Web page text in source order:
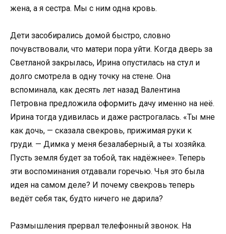
жена, а я сестра. Мы с ним одна кровь.
Дети засобирались домой быстро, словно
почувствовали, что матери пора уйти. Когда дверь за
Светланой закрылась, Ирина опустилась на стул и
долго смотрела в одну точку на стене. Она
вспоминала, как десять лет назад Валентина
Петровна предложила оформить дачу именно на неё.
Ирина тогда удивилась и даже растрогалась. «Ты мне
как дочь, — сказала свекровь, прижимая руки к
груди. — Димка у меня безалаберный, а ты хозяйка.
Пусть земля будет за тобой, так надёжнее». Теперь
эти воспоминания отдавали горечью. Чья это была
идея на самом деле? И почему свекровь теперь
ведёт себя так, будто ничего не дарила?
Размышления прервал телефонный звонок. На